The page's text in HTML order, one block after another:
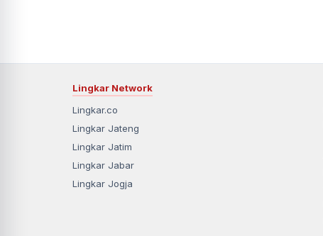
Lingkar Network
Lingkar.co
Lingkar Jateng
Lingkar Jatim
Lingkar Jabar
Lingkar Jogja